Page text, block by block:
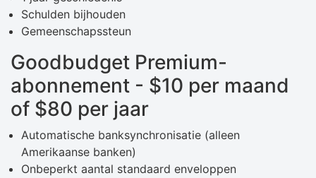
Schulden bijhouden
Gemeenschapssteun
Goodbudget Premium-
abonnement - $10 per maand
of $80 per jaar
Automatische banksynchronisatie (alleen
Amerikaanse banken)
Onbeperkt aantal standaard enveloppen